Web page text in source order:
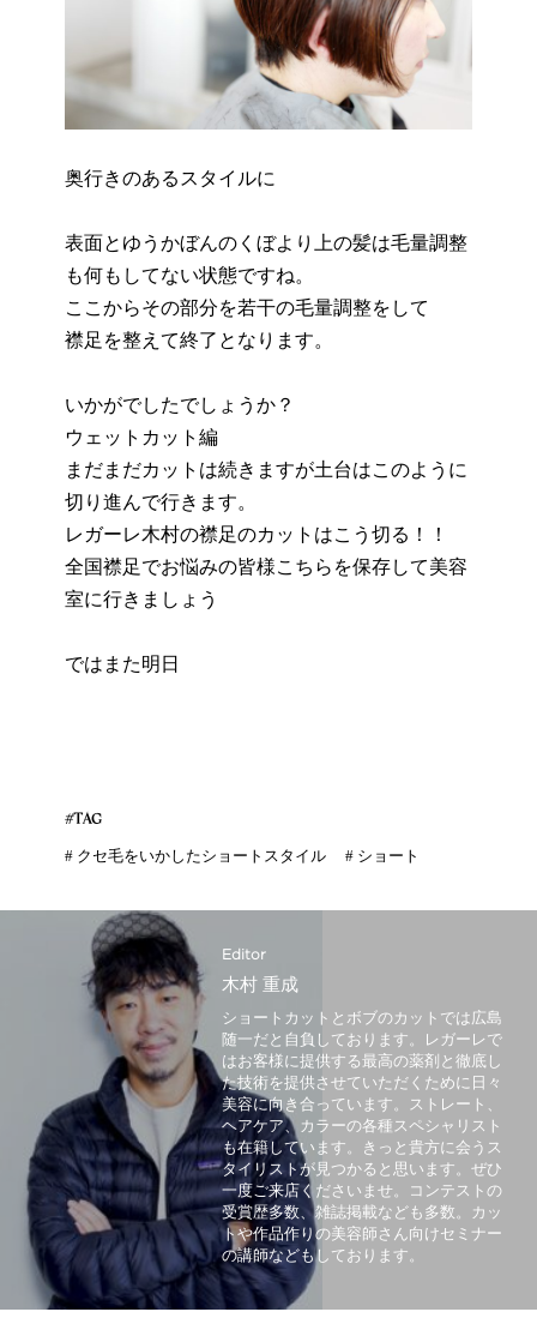
奥行きのあるスタイルに
表面とゆうかぼんのくぼより上の髪は毛量調整
も何もしてない状態ですね。
ここからその部分を若干の毛量調整をして
襟足を整えて終了となります。
いかがでしたでしょうか？
ウェットカット編
まだまだカットは続きますが土台はこのように
切り進んで行きます。
レガーレ木村の襟足のカットはこう切る！！
全国襟足でお悩みの皆様こちらを保存して美容
室に行きましょう
ではまた明日
#TAG
# クセ毛をいかしたショートスタイル # ショート
Editor
木村 重成
ショートカットとボブのカットでは広島
随一だと自負しております。レガーレで
はお客様に提供する最高の薬剤と徹底し
た技術を提供させていただくために日々
美容に向き合っています。ストレート、
ヘアケア、カラーの各種スペシャリスト
も在籍しています。きっと貴方に会うス
タイリストが見つかると思います。ぜひ
一度ご来店くださいませ。コンテストの
受賞歴多数、雑誌掲載なども多数。カッ
トや作品作りの美容師さん向けセミナー
の講師などもしております。